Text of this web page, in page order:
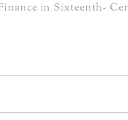
in Sixteenth-